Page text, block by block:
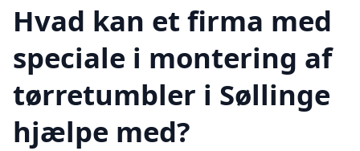
Hvad kan et firma med
speciale i montering af
tørretumbler i Søllinge
hjælpe med?